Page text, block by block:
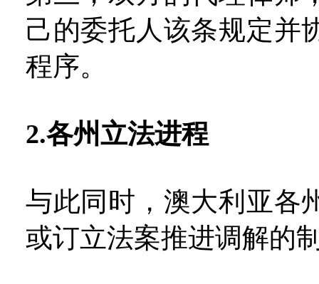
己的委托人该条规定并
程序。
2.各州立法进程
与此同时，澳大利亚各
或订立法案推进调解的